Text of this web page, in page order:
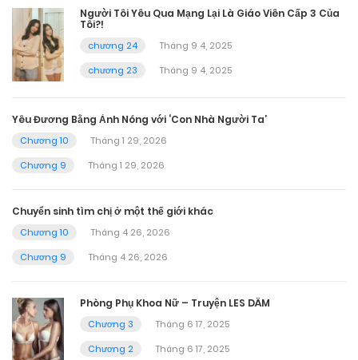
Người Tôi Yêu Qua Mạng Lại Là Giáo Viên Cấp 3 Của
Tôi?!
chương 24
Tháng 9 4, 2025
chương 23
Tháng 9 4, 2025
Yêu Đương Bằng Ảnh Nóng với ‘Con Nhà Người Ta’
Chương 10
Tháng 1 29, 2026
Chương 9
Tháng 1 29, 2026
Chuyển sinh tìm chị ở một thế giới khác
Chương 10
Tháng 4 26, 2026
Chương 9
Tháng 4 26, 2026
Phòng Phụ Khoa Nữ – Truyện LES DÂM
Chương 3
Tháng 6 17, 2025
Chương 2
Tháng 6 17, 2025